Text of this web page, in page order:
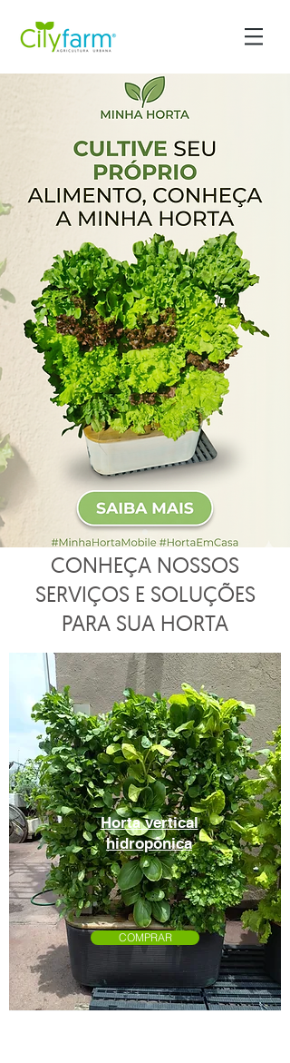
CONHEÇA NOSSOS
SERVIÇOS E SOLUÇÕES
PARA SUA HORTA
Horta vertical
hidropônica
COMPRAR